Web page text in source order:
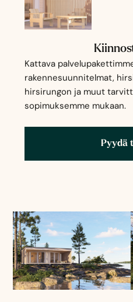
Kattava
rakennesuunnitelmat,
hirsirungon ja muut
sopimuksemme mukaan.
Pyydä